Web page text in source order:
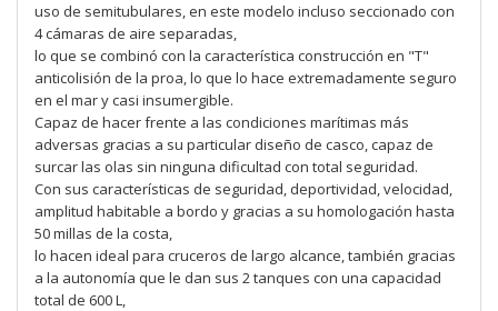
uso de semitubulares, en este modelo incluso seccionado con
4 cámaras de aire separadas,
lo que se combinó con la característica construcción en "T"
anticolisión de la proa, lo que lo hace extremadamente seguro
en el mar y casi insumergible.
Capaz de hacer frente a las condiciones marítimas más
adversas gracias a su particular diseño de casco, capaz de
surcar las olas sin ninguna dificultad con total seguridad.
Con sus características de seguridad, deportividad, velocidad,
amplitud habitable a bordo y gracias a su homologación hasta
50 millas de la costa,
lo hacen ideal para cruceros de largo alcance, también gracias
a la autonomía que le dan sus 2 tanques con una capacidad
total de 600 L,